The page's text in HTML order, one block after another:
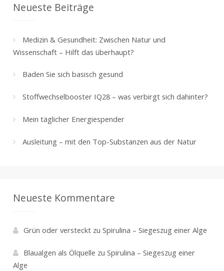
Neueste Beiträge
Medizin & Gesundheit: Zwischen Natur und
Wissenschaft – Hilft das überhaupt?
Baden Sie sich basisch gesund
Stoffwechselbooster IQ28 – was verbirgt sich dahinter?
Mein täglicher Energiespender
Ausleitung – mit den Top-Substanzen aus der Natur
Neueste Kommentare
Grün oder verstecktzu Spirulina – Siegeszug einer Alge
Blaualgen als Ölquelle zu Spirulina – Siegeszug einer
Alge